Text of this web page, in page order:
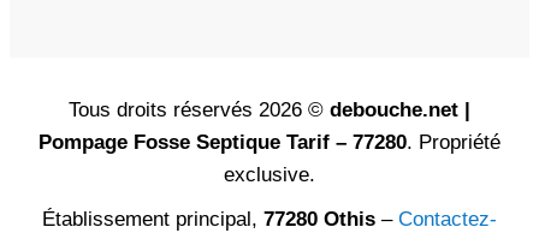
Tous droits réservés 2026 © debouche.net |
Pompage Fosse Septique Tarif – 77280. Propriété
exclusive.
Établissement principal, 77280 Othis – Contactez-